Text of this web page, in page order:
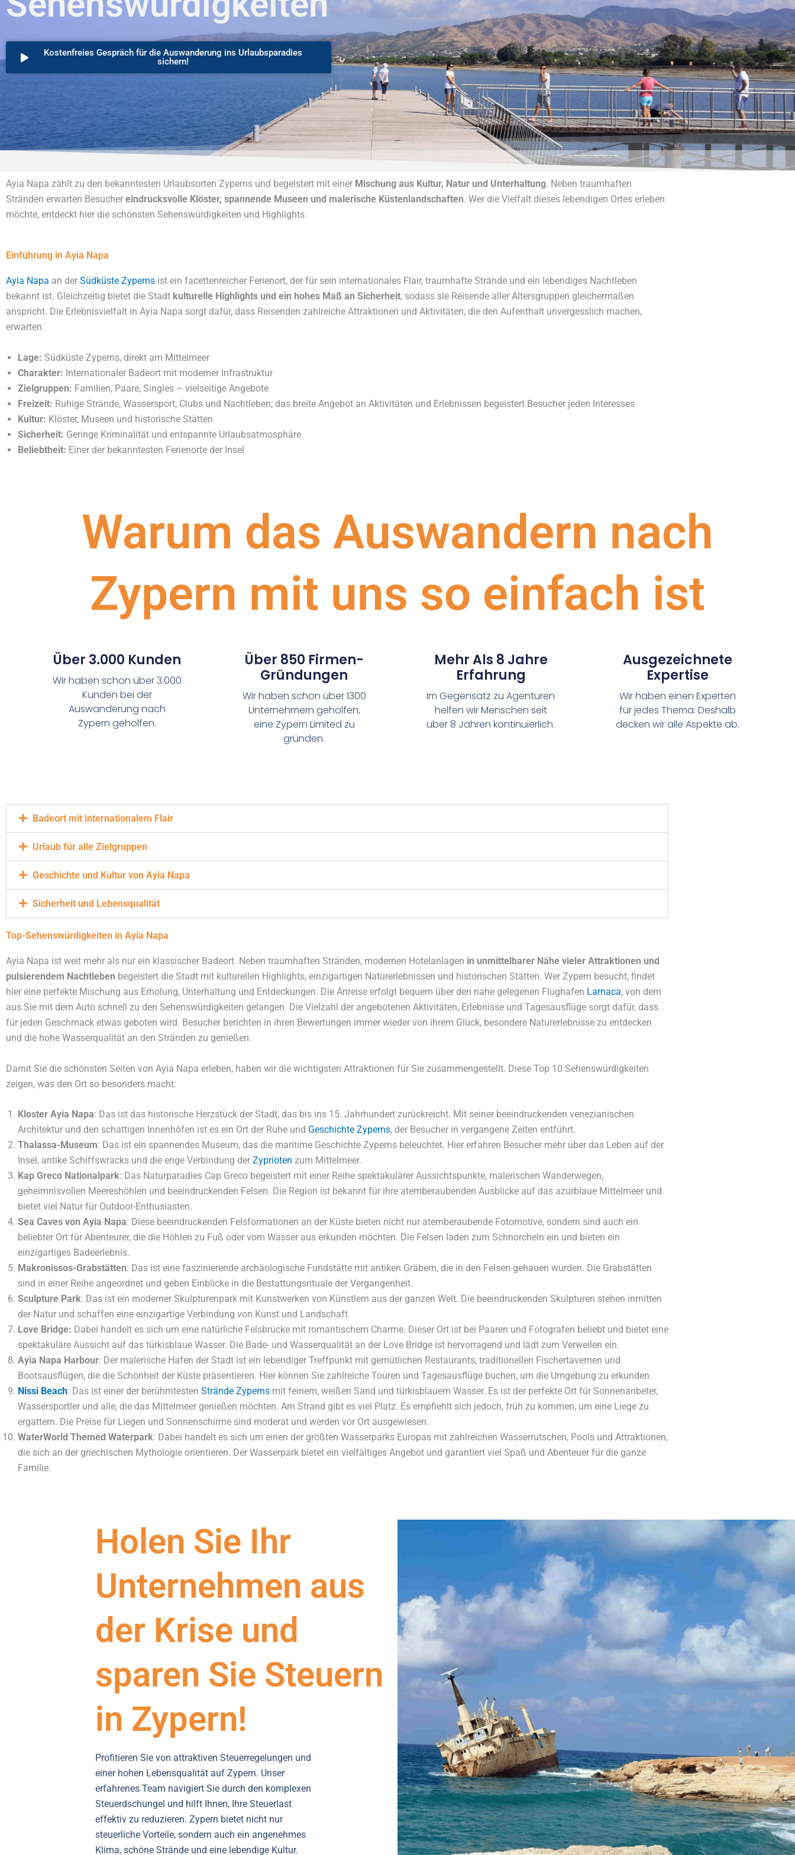
Kostenfreies Gespräch für die Auswanderung ins Urlaubsparadies
sichern!
Ayia Napa zählt zu den bekanntesten Urlaubsorten Zyperns und begeistert mit einer Mischung aus Kultur, Natur und Unterhaltung. Neben traumhaften
Stränden erwarten Besucher eindrucksvolle Klöster, spannende Museen und malerische Küstenlandschaften. Wer die Vielfalt dieses lebendigen Ortes erleben
möchte, entdeckt hier die schönsten Sehenswürdigkeiten und Highlights.
Einführung in Ayia Napa
Ayia Napa an der Südküste Zyperns ist ein facettenreicher Ferienort, der für sein internationales Flair, traumhafte Strände und ein lebendiges Nachtleben
bekannt ist. Gleichzeitig bietet die Stadt kulturelle Highlights und ein hohes Maß an Sicherheit, sodass sie Reisende aller Altersgruppen gleichermaßen
anspricht. Die Erlebnisvielfalt in Ayia Napa sorgt dafür, dass Reisenden zahlreiche Attraktionen und Aktivitäten, die den Aufenthalt unvergesslich machen,
erwarten.
Lage: Südküste Zyperns, direkt am Mittelmeer
Charakter: Internationaler Badeort mit moderner Infrastruktur
Zielgruppen: Familien, Paare, Singles – vielseitige Angebote
Freizeit: Ruhige Strände, Wassersport, Clubs und Nachtleben; das breite Angebot an Aktivitäten und Erlebnissen begeistert Besucher jeden Interesses
Kultur: Klöster, Museen und historische Stätten
Sicherheit: Geringe Kriminalität und entspannte Urlaubsatmosphäre
Beliebtheit: Einer der bekanntesten Ferienorte der Insel
Warum das Auswandern nach
Zypern mit uns so einfach ist
Über 3.000 Kunden
Wir haben schon über 3.000
Kunden bei der
Auswanderung nach
Zypern geholfen.
Über 850 Firmen-
Gründungen
Wir haben schon über 1300
Unternehmern geholfen,
eine Zypern Limited zu
gründen.
Mehr Als 8 Jahre
Erfahrung
Im Gegensatz zu Agenturen
helfen wir Menschen seit
über 8 Jahren kontinuierlich.
Ausgezeichnete
Expertise
Wir haben einen Experten
für jedes Thema. Deshalb
decken wir alle Aspekte ab.
Badeort mit internationalem Flair
Urlaub für alle Zielgruppen
Geschichte und Kultur von Ayia Napa
Sicherheit und Lebensqualität
Top-Sehenswürdigkeiten in Ayia Napa
Ayia Napa ist weit mehr als nur ein klassischer Badeort. Neben traumhaften Stränden, modernen Hotelanlagen in unmittelbarer Nähe vieler Attraktionen und
pulsierendem Nachtleben begeistert die Stadt mit kulturellen Highlights, einzigartigen Naturerlebnissen und historischen Stätten. Wer Zypern besucht, findet
hier eine perfekte Mischung aus Erholung, Unterhaltung und Entdeckungen. Die Anreise erfolgt bequem über den nahe gelegenen Flughafen Larnaca, von dem
aus Sie mit dem Auto schnell zu den Sehenswürdigkeiten gelangen. Die Vielzahl der angebotenen Aktivitäten, Erlebnisse und Tagesausflüge sorgt dafür, dass
für jeden Geschmack etwas geboten wird. Besucher berichten in ihren Bewertungen immer wieder von ihrem Glück, besondere Naturerlebnisse zu entdecken
und die hohe Wasserqualität an den Stränden zu genießen.
Damit Sie die schönsten Seiten von Ayia Napa erleben, haben wir die wichtigsten Attraktionen für Sie zusammengestellt. Diese Top 10 Sehenswürdigkeiten
zeigen, was den Ort so besonders macht:
Kloster Ayia Napa: Das ist das historische Herzstück der Stadt, das bis ins 15. Jahrhundert zurückreicht. Mit seiner beeindruckenden venezianischen
Architektur und den schattigen Innenhöfen ist es ein Ort der Ruhe und Geschichte Zyperns, der Besucher in vergangene Zeiten entführt.
Thalassa-Museum: Das ist ein spannendes Museum, das die maritime Geschichte Zyperns beleuchtet. Hier erfahren Besucher mehr über das Leben auf der
Insel, antike Schiffswracks und die enge Verbindung der Zyprioten zum Mittelmeer.
Kap Greco Nationalpark: Das Naturparadies Cap Greco begeistert mit einer Reihe spektakulärer Aussichtspunkte, malerischen Wanderwegen,
geheimnisvollen Meereshöhlen und beeindruckenden Felsen. Die Region ist bekannt für ihre atemberaubenden Ausblicke auf das azurblaue Mittelmeer und
bietet viel Natur für Outdoor-Enthusiasten.
Sea Caves von Ayia Napa: Diese beeindruckenden Felsformationen an der Küste bieten nicht nur atemberaubende Fotomotive, sondern sind auch ein
beliebter Ort für Abenteurer, die die Höhlen zu Fuß oder vom Wasser aus erkunden möchten. Die Felsen laden zum Schnorcheln ein und bieten ein
einzigartiges Badeerlebnis.
Makronissos-Grabstätten: Das ist eine faszinierende archäologische Fundstätte mit antiken Gräbern, die in den Felsen gehauen wurden. Die Grabstätten
sind in einer Reihe angeordnet und geben Einblicke in die Bestattungsrituale der Vergangenheit.
Sculpture Park: Das ist ein moderner Skulpturenpark mit Kunstwerken von Künstlern aus der ganzen Welt. Die beeindruckenden Skulpturen stehen inmitten
der Natur und schaffen eine einzigartige Verbindung von Kunst und Landschaft.
Love Bridge: Dabei handelt es sich um eine natürliche Felsbrücke mit romantischem Charme. Dieser Ort ist bei Paaren und Fotografen beliebt und bietet eine
spektakuläre Aussicht auf das türkisblaue Wasser. Die Bade- und Wasserqualität an der Love Bridge ist hervorragend und lädt zum Verweilen ein.
Ayia Napa Harbour: Der malerische Hafen der Stadt ist ein lebendiger Treffpunkt mit gemütlichen Restaurants, traditionellen Fischertavernen und
Bootsausflügen, die die Schönheit der Küste präsentieren. Hier können Sie zahlreiche Touren und Tagesausflüge buchen, um die Umgebung zu erkunden.
Nissi Beach: Das ist einer der berühmtesten Strände Zyperns mit feinem, weißen Sand und türkisblauem Wasser. Es ist der perfekte Ort für Sonnenanbeter,
Wassersportler und alle, die das Mittelmeer genießen möchten. Am Strand gibt es viel Platz. Es empfiehlt sich jedoch, früh zu kommen, um eine Liege zu
ergattern. Die Preise für Liegen und Sonnenschirme sind moderat und werden vor Ort ausgewiesen.
WaterWorld Themed Waterpark: Dabei handelt es sich um einen der größten Wasserparks Europas mit zahlreichen Wasserrutschen, Pools und Attraktionen,
die sich an der griechischen Mythologie orientieren. Der Wasserpark bietet ein vielfältiges Angebot und garantiert viel Spaß und Abenteuer für die ganze
Familie.
Holen Sie Ihr
Unternehmen aus
der Krise und
sparen Sie Steuern
in Zypern!
Profitieren Sie von attraktiven Steuerregelungen und
einer hohen Lebensqualität auf Zypern. Unser
erfahrenes Team navigiert Sie durch den komplexen
Steuerdschungel und hilft Ihnen, Ihre Steuerlast
effektiv zu reduzieren. Zypern bietet nicht nur
steuerliche Vorteile, sondern auch ein angenehmes
Klima, schöne Strände und eine lebendige Kultur.